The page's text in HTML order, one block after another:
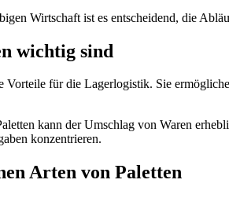
Wirtschaft ist es entscheidend, die
wichtig sind
Vorteile für die Lagerlogistik. Sie
kann der Umschlag von Waren
konzentrieren.
Arten von Paletten